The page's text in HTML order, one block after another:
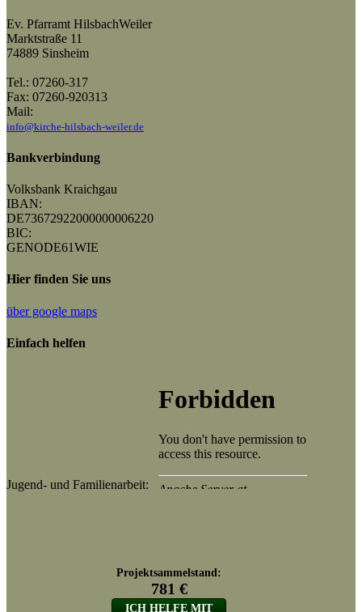
Ev. Pfarramt HilsbachWeiler
Marktstraße 11
74889 Sinsheim
Tel.: 07260-317
Fax: 07260-920313
Mail:
info@kirche-hilsbach-weiler.de
Bankverbindung
Volksbank Kraichgau
IBAN:
DE73672922000000006220
BIC:
GENODE61WIE
Hier finden Sie uns
über google maps
Einfach helfen
Jugend- und Familienarbeit: